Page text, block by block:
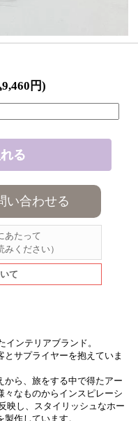
円)
い合わせる
あたって
みください）
て
ンテリアブランド。
サプライヤーを抱えていま
から、旅をする中で得たアー
々なものからインスピレーシ
映し、スタイリッシュなホー
作しています。